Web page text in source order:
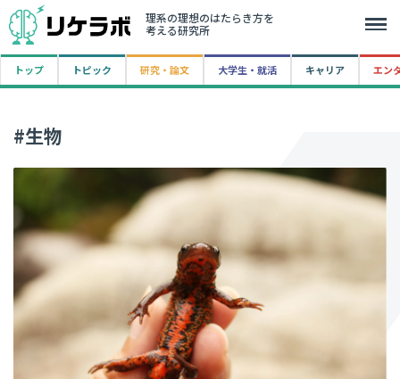
理系の理想のはたらき方を
考える研究所
トップ トピック 研究・論文 大学生・就活 キャリア エン
#生物